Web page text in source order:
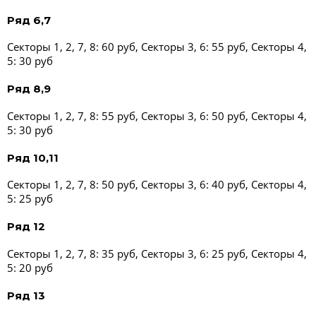
Ряд 6,7
Секторы 1, 2, 7, 8: 60 руб, Секторы 3, 6: 55 руб, Секторы 4,
5: 30 руб
Ряд 8,9
Секторы 1, 2, 7, 8: 55 руб, Секторы 3, 6: 50 руб, Секторы 4,
5: 30 руб
Ряд 10,11
Секторы 1, 2, 7, 8: 50 руб, Секторы 3, 6: 40 руб, Секторы 4,
5: 25 руб
Ряд 12
Секторы 1, 2, 7, 8: 35 руб, Секторы 3, 6: 25 руб, Секторы 4,
5: 20 руб
Ряд 13